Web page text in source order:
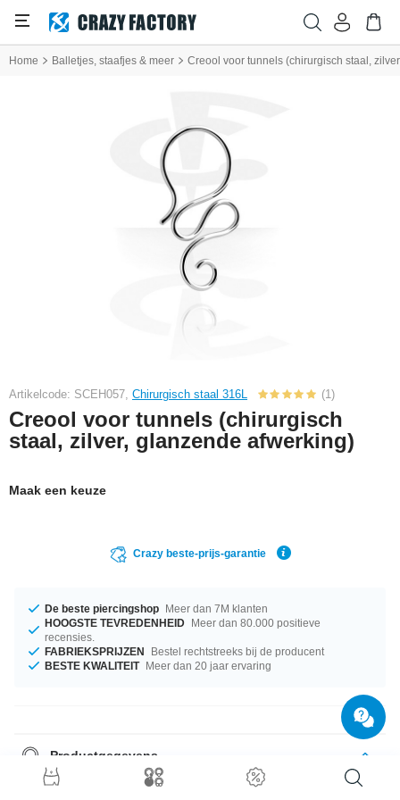
Home Balletjes, staafjes & meer Creool voor tunnels (chirurgisch staal,
Artikelcode: SCEH057, Chirurgisch staal 316L (1)
Creool voor tunnels (chirurgisch
staal, zilver, glanzende afwerking)
Maak een keuze
Crazy beste-prijs-garantie
De beste piercingshop Meer dan 7M klanten
HOOGSTE TEVREDENHEID Meer dan 80.000 positieve
recensies.
FABRIEKSPRIJZEN
Bestel rechtstreeks bij de producent
BESTE KWALITEIT Meer dan 20 jaar ervaring
Productgegevens
Totaal geweldige artikelen, perfect voor jouw stijl.